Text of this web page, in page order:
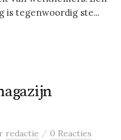
tegenwoordig ste...
redactie / 0 Reacties